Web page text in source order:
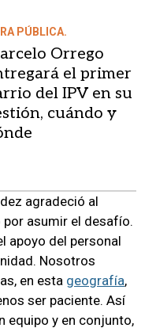
PÚBLICA.
Orrego
el primer
del IPV en su
cuándo y
agradeció al
asumir el desafío.
apoyo del personal
Nosotros
en esta geografía,
ser paciente. Así
equipo y en conjunto,